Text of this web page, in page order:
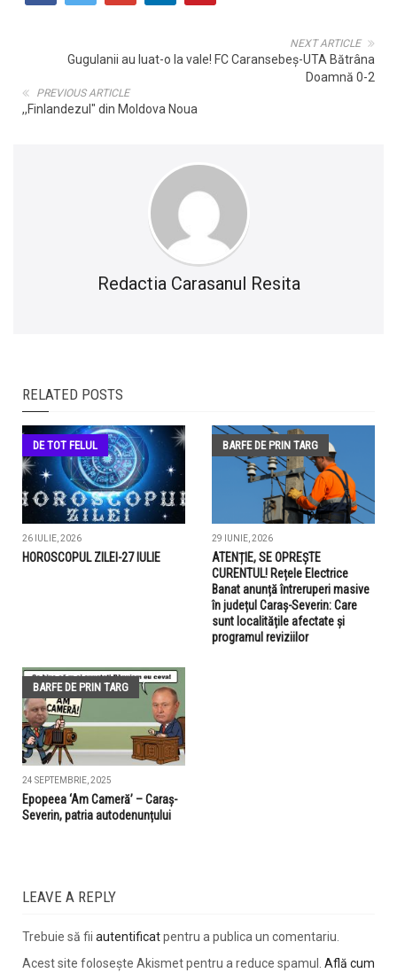
NEXT ARTICLE
Gugulanii au luat-o la vale! FC Caransebeş-UTA Bătrâna
Doamnă 0-2
PREVIOUS ARTICLE
,,Finlandezul" din Moldova Noua
Redactia Carasanul Resita
RELATED POSTS
DE TOT FELUL
26 IULIE, 2026
HOROSCOPUL ZILEI-27 IULIE
BARFE DE PRIN TARG
29 IUNIE, 2026
ATENȚIE, SE OPREȘTE
CURENTUL! Rețele Electrice
Banat anunță întreruperi masive
în județul Caraș-Severin: Care
sunt localitățile afectate și
programul reviziilor
BARFE DE PRIN TARG
24 SEPTEMBRIE, 2025
Epopeea ‘Am Cameră’ – Caraș-
Severin, patria autodenunțului
LEAVE A REPLY
Trebuie să fii autentificatpentru a publica un comentariu.
Acest site folosește Akismet pentru a reduce spamul. Află cum